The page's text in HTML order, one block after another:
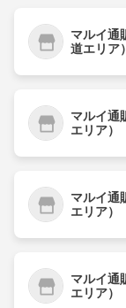
マルイ通
道エリア）
マルイ通
エリア）
マルイ通
エリア）
マルイ通
エリア）